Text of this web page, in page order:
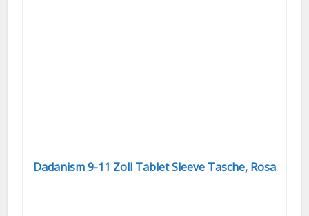
Dadanism 9-11 Zoll Tablet Sleeve Tasche, Rosa